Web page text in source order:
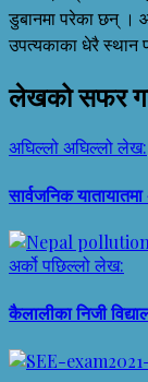
डुबानमा परेका छन् ।
उपत्यकाका धेरै स्थान
लेखको सफर
अघिल्लोअघिल्लो लेख:
सार्वजनिक
अर्कोपछिल्लो लेख:
कैलालीका निजी